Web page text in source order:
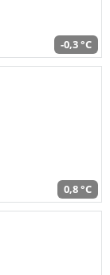
-0,3 °C
0,8 °C